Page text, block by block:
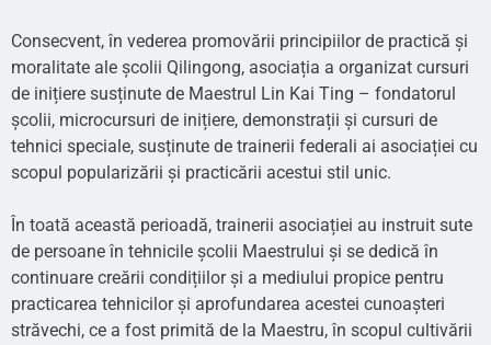
Consecvent, în vederea promovării principiilor de practică și
moralitate ale școlii Qilingong, asociația a organizat cursuri
de inițiere susținute de Maestrul Lin Kai Ting – fondatorul
școlii, microcursuri de inițiere, demonstrații și cursuri de
tehnici speciale, susținute de trainerii federali ai asociației cu
scopul popularizării și practicării acestui stil unic.
În toată această perioadă, trainerii asociației au instruit sute
de persoane în tehnicile școlii Maestrului și se dedică în
continuare creării condițiilor și a mediului propice pentru
practicarea tehnicilor și aprofundarea acestei cunoașteri
străvechi, ce a fost primită de la Maestru, în scopul cultivării